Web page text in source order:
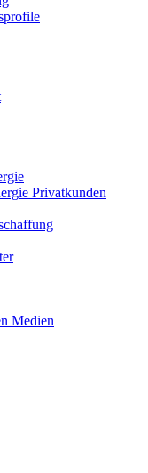
Privatkunden
Medien